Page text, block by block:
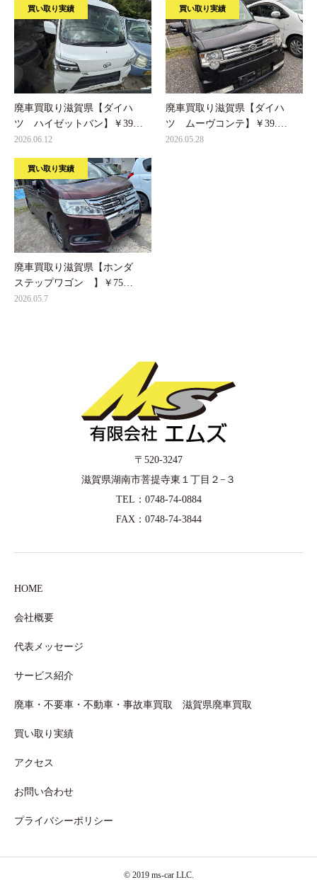
買い取り実績
廃車買取り滋賀県【ダイハ
ツ ハイゼットバン】￥39…
2026.06.12
買い取り実績
廃車買取り滋賀県【ダイハ
ツ ムーヴコンテ】￥39.…
2026.05.28
買い取り実績
廃車買取り滋賀県【ホンダ
ステップワゴン 】￥75…
2026.05.7
〒520-3247
滋賀県湖南市菩提寺東１丁目２−３
TEL：0748-74-0884
FAX：0748-74-3844
HOME
会社概要
代表メッセージ
サービス紹介
廃車・不要車・不動車・事故車買取 滋賀県廃車買取
買い取り実績
アクセス
お問い合わせ
プライバシーポリシー
© 2019 ms-car LLC.